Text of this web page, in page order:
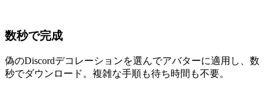
数秒で完成
偽のDiscordデコレーションを選んでアバターに適用し、数
秒でダウンロード。複雑な手順も待ち時間も不要。